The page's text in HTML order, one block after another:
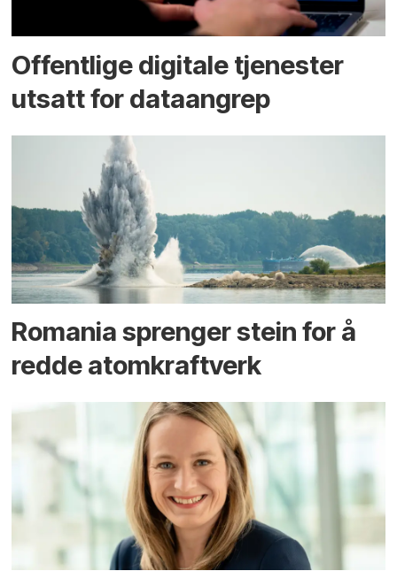
Offentlige digitale tjenester
utsatt for dataangrep
Romania sprenger stein for å
redde atomkraftverk